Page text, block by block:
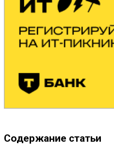
Содержание статьи